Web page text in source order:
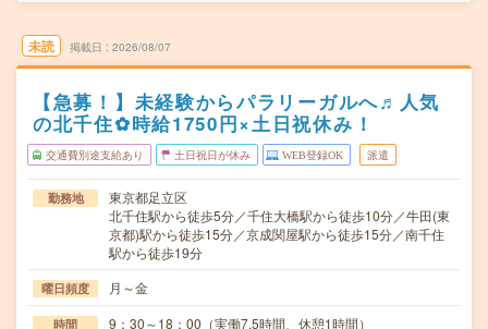
未読 掲載日 2026/08/07
【急募！】未経験からパラリーガルへ♬人気
の北千住✿時給1750円×土日祝休み！
交通費別途支給あり 土日祝日が休み WEB登録OK 派遣
勤務地
東京都足立区
北千住駅から徒歩5分／千住大橋駅から徒歩10分／牛田(東
京都)駅から徒歩15分／京成関屋駅から徒歩15分／南千住
駅から徒歩19分
曜日頻度 月～金
時間 9：30～18：00（実働7.5時間、休憩1時間）